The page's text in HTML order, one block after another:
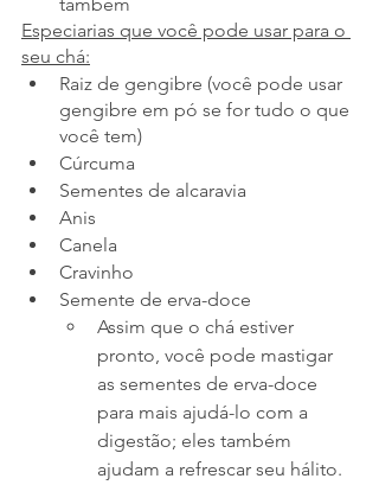
Especiarias que você pode usar para o
seu chá:
Raiz de gengibre (você pode usar
gengibre em pó se for tudo o que
você tem)
Cúrcuma
Sementes de alcaravia
Anis
Canela
Cravinho
Semente de erva-doce
Assim que o chá estiver
pronto, você pode mastigar
as sementes de erva-doce
para mais ajudá-lo com a
digestão; eles também
ajudam a refrescar seu hálito.